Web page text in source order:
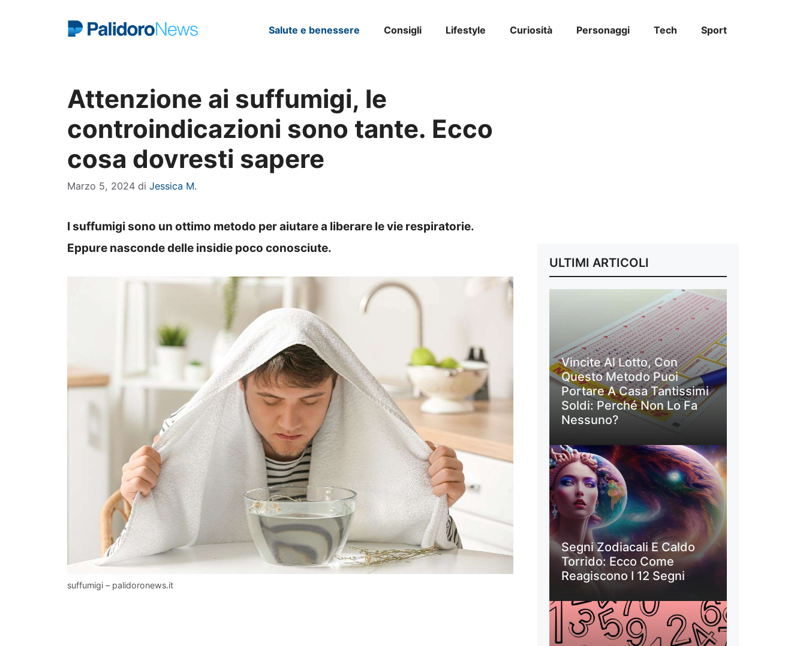
Salute e benessere Consigli Lifestyle Curiosità Personaggi Tech Sport
Attenzione ai suffumigi, le
controindicazioni sono tante. Ecco
cosa dovresti sapere
Marzo 5, 2024 di Jessica M.
I suffumigi sono un ottimo metodo per aiutare a liberare le vie respiratorie.
Eppure nasconde delle insidie poco conosciute.
suffumigi – palidoronews.it
ULTIMI ARTICOLI
Vincite Al Lotto, Con
Questo Metodo Puoi
Portare A Casa Tantissimi
Soldi: Perché Non Lo Fa
Nessuno?
Segni Zodiacali E Caldo
Torrido: Ecco Come
Reagiscono I 12 Segni